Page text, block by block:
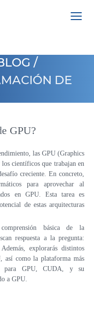
/
DE
GPU?
las GPU (Graphics
los científicos que trabajan en
creciente. En concreto,
para aprovechar al
en GPU. Esta tarea es
de estas arquitecturas
básica de la
respuesta a la pregunta:
explorarás distintos
así como la plataforma más
para GPU, CUDA, y su
a GPU.